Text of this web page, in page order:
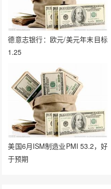
德意志银行：欧元/美元年末目标
1.25
美国6月ISM制造业PMI 53.2，好
于预期